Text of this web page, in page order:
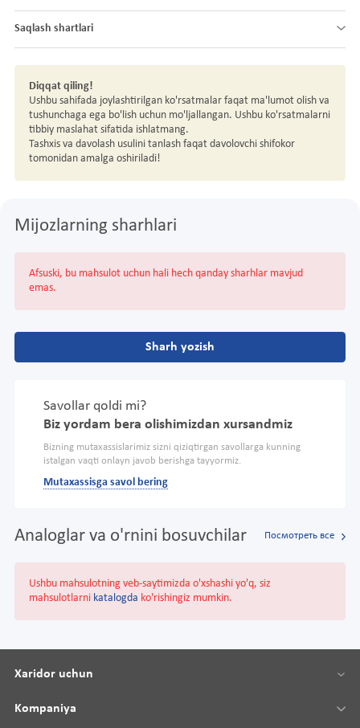
Saqlash shartlari
Diqqat qiling!
Ushbu sahifada joylashtirilgan ko'rsatmalar faqat ma'lumot olish va
tushunchaga ega bo'lish uchun mo'ljallangan. Ushbu ko'rsatmalarni
tibbiy maslahat sifatida ishlatmang.
Tashxis va davolash usulini tanlash faqat davolovchi shifokor
tomonidan amalga oshiriladi!
Mijozlarning sharhlari
Afsuski, bu mahsulot uchun hali hech qanday sharhlar mavjud
emas.
Sharh yozish
Savollar qoldi mi?
Biz yordam bera olishimizdan xursandmiz
Bizning mutaxassislarimiz sizni qiziqtirgan savollarga kunning
istalgan vaqti onlayn javob berishga tayyormiz.
Mutaxassisga savol bering
Analoglar va o'rnini bosuvchilar Посмотреть все
Ushbu mahsulotning veb-saytimizda o'xshashi yo'q, siz
mahsulotlarni katalogda ko'rishingiz mumkin.
Xaridor uchun
Kompaniya